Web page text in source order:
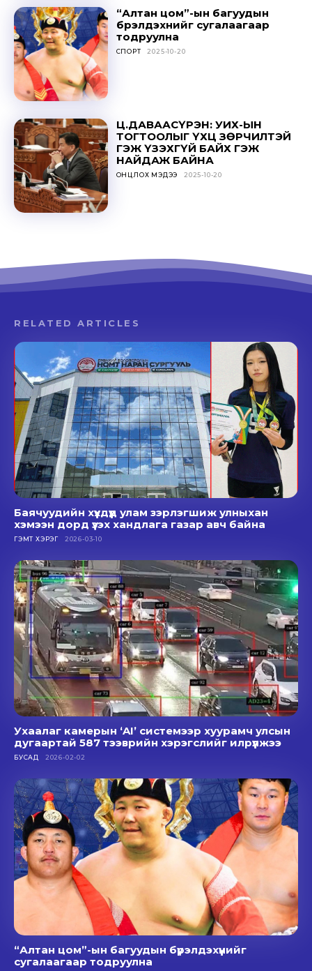
“Алтан цом”-ын багуудын
бүрэлдэхүүнийг сугалаагаар
тодруулна
СПОРТ 2025-10-20
Ц.ДАВААСҮРЭН: УИХ-ЫН
ТОГТООЛЫГ ҮХЦ ЗӨРЧИЛТЭЙ
ГЭЖ ҮЗЭХГҮЙ БАЙХ ГЭЖ
НАЙДАЖ БАЙНА
ОНЦЛОХ МЭДЭЭ 2025-10-20
RELATED ARTICLES
Баячуудийн хүүхдүүд улам зэрлэгшиж улныхан
хэмээн дорд үзэх хандлага газар авч байна
ГЭМТ ХЭРЭГ 2026-03-10
Ухаалаг камерын ‘AI’ системээр хуурамч улсын
дугаартай 587 тээврийн хэрэгслийг илрүүлжээ
БУСАД 2026-02-02
“Алтан цом”-ын багуудын бүрэлдэхүүнийг
сугалаагаар тодруулна